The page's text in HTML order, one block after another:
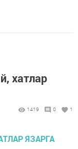
хатлар
1419 0 1